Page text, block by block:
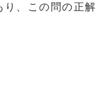
、この問の正解